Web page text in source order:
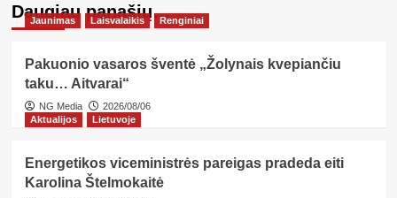
Daugiau panašių…
Jaunimas Laisvalaikis Renginiai
Pakuonio vasaros šventė „Žolynais kvepiančiu
taku… Aitvarai“
NG Media
2026/08/06
Aktualijos
Lietuvoje
Energetikos viceministrės pareigas pradeda eiti
Karolina Štelmokaitė